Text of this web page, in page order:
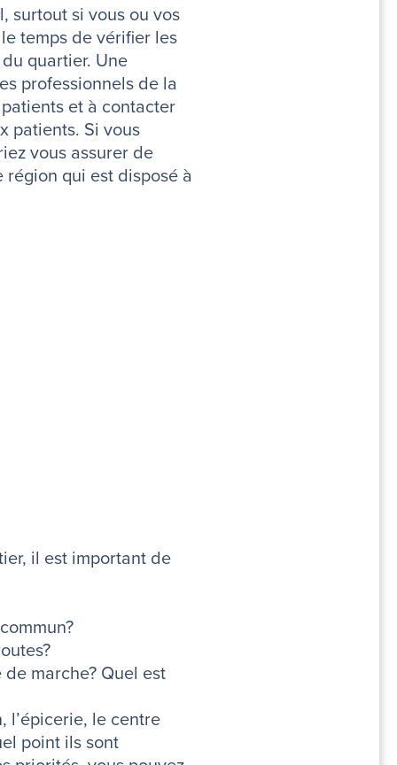
surtout si vous ou vos
temps de vérifier les
quartier. Une
professionnels de la
et à contacter
patients. Si vous
vous assurer de
qui est disposé à
il est important de
marche? Quel est
l’épicerie, le centre
point ils sont